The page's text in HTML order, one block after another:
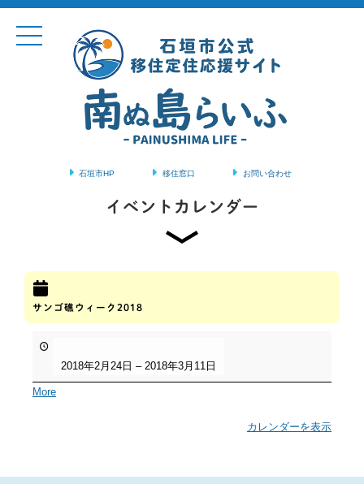
石垣市HP 移住窓口 お問い合わせ
コンテンツに移動
イベントカレンダー
サンゴ礁ウィーク2018
2018年2月24日 – 2018年3月11日
More
{t
カレンダーを表示